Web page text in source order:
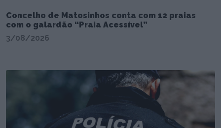
Concelho de Matosinhos conta com 12 praias
com o galardão “Praia Acessível”
3/08/2026